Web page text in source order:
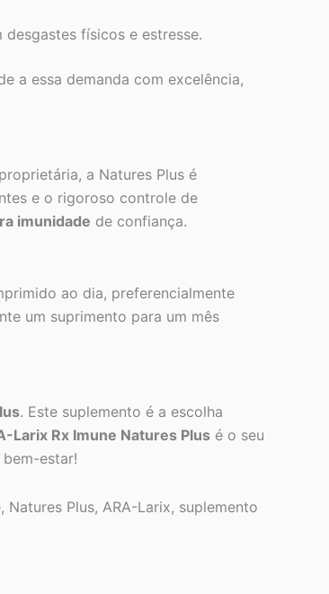
físicos e estresse.
a essa demanda com excelência,
a Natures Plus é
e o rigoroso controle de
imunidade de confiança.
ao dia, preferencialmente
um suprimento para um mês
. Este suplemento é a escolha
Larix Rx Imune Natures Plus é o seu
estar!
Plus, ARA-Larix, suplemento